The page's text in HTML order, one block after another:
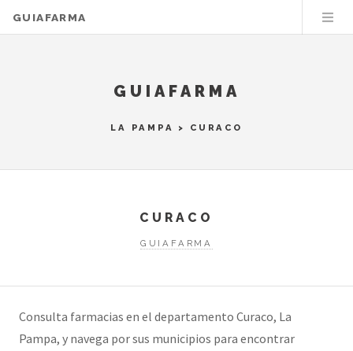
GUIAFARMA
GUIAFARMA
LA PAMPA > CURACO
CURACO
GUIAFARMA
Consulta farmacias en el departamento Curaco, La
Pampa, y navega por sus municipios para encontrar